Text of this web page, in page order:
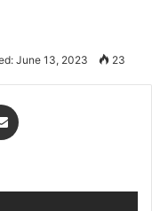
June 13, 2023 23